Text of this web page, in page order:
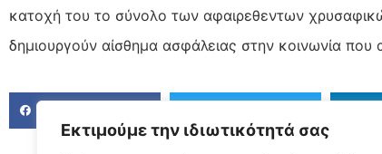
Εκτιμούμε την ιδιωτικότητά σας
κατοχή του το σύνολο των αφαιρεθεντων
δημιουργούν αίσθημα ασφάλειας στην κοινωνία που